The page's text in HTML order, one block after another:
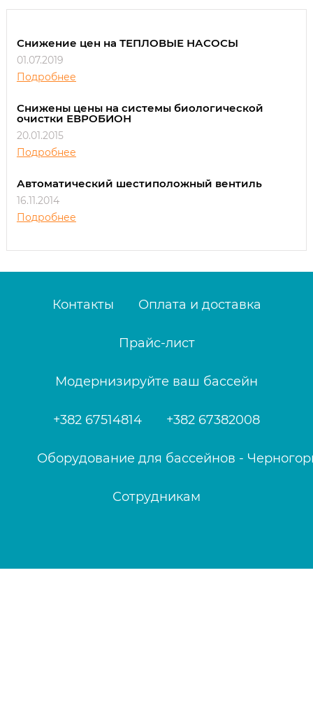
Снижение цен на ТЕПЛОВЫЕ НАСОСЫ
01.07.2019
Подробнее
Снижены цены на системы биологической
очистки ЕВРОБИОН
20.01.2015
Подробнее
Автоматический шестиположный вентиль
16.11.2014
Подробнее
Контакты Оплата и доставка
Прайс-лист
Модернизируйте ваш бассейн
+382 67514814 +382 67382008
Оборудование для бассейнов -
Сотрудникам